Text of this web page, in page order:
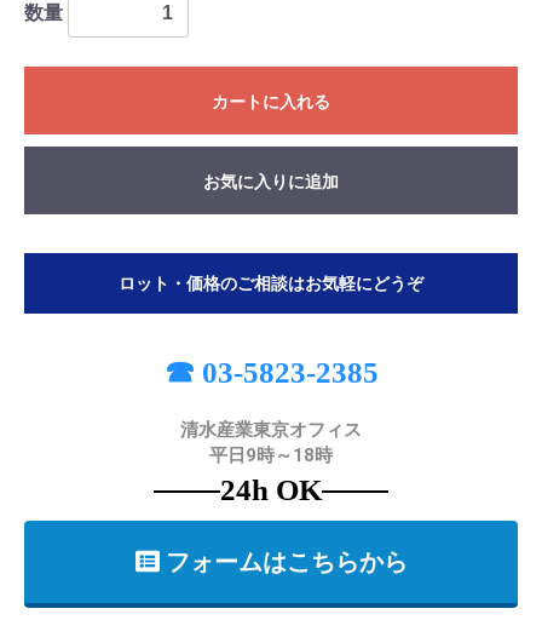
数量
カートに入れる
お買い物を続ける カートへ進む
お気に入りに追加
ロット・価格のご相談はお気軽にどうぞ
☎ 03-5823-2385
清水産業東京オフィス
平日9時～18時
24h OK
フォームはこちらから